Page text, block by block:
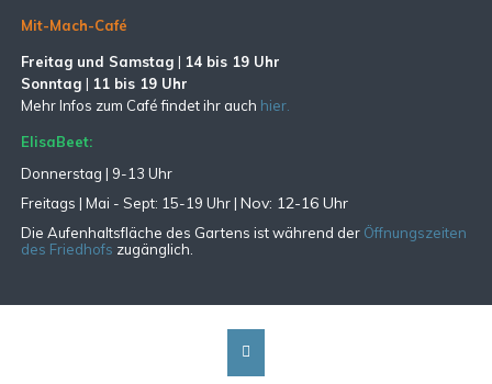
Mit-Mach-Café
Freitag und Samstag | 14 bis 19 Uhr
Sonntag | 11 bis 19 Uhr
Mehr Infos zum Café findet ihr auch hier.
ElisaBeet:
Donnerstag | 9-13 Uhr
Freitags | Mai - Sept: 15-19 Uhr | Nov: 12-16 Uhr
Die Aufenhaltsfläche des Gartens ist während derÖffnungszeiten
des Friedhofs zugänglich.